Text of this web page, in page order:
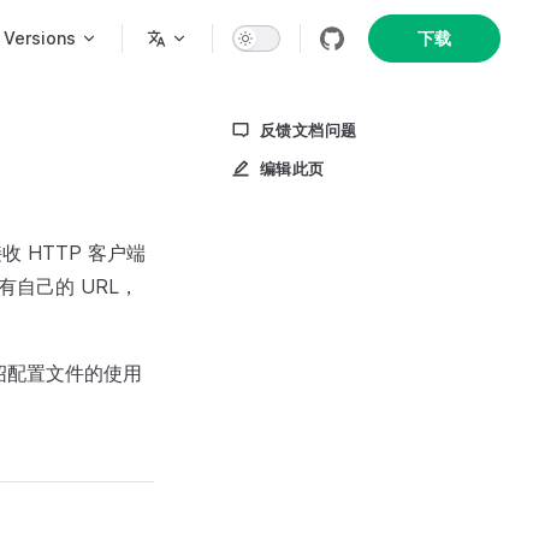
Versions 下载
反馈文档问题
编辑此页
HTTP 客户端
自己的 URL，
置文件的使用